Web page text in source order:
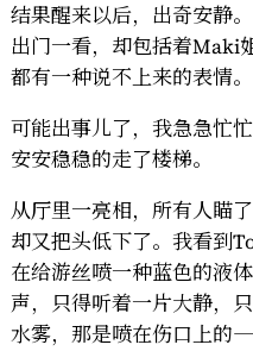
结果醒来以后，出奇安静
出门一看，却包括着Maki
都有一种说不上来的表情。
可能出事儿了，我急急忙
安安稳稳的走了楼梯。
从厅里一亮相，所有人瞄
却又把头低下了。我看到
在给游丝喷一种蓝色的液
声，只得听着一片大静，
水雾，那是喷在伤口上的